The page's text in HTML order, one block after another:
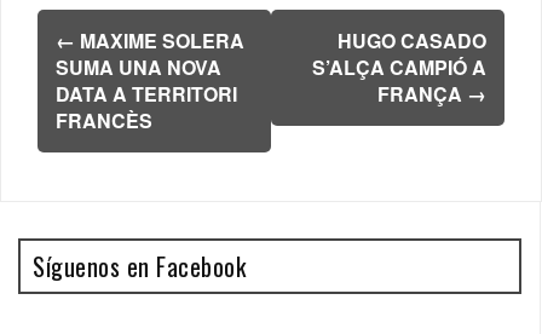
Navegación
de
entradas
← MAXIME SOLERA
SUMA UNA NOVA
DATA A TERRITORI
FRANCÈS
HUGO CASADO
S’ALÇA CAMPIÓ A
FRANÇA →
Síguenos en Facebook